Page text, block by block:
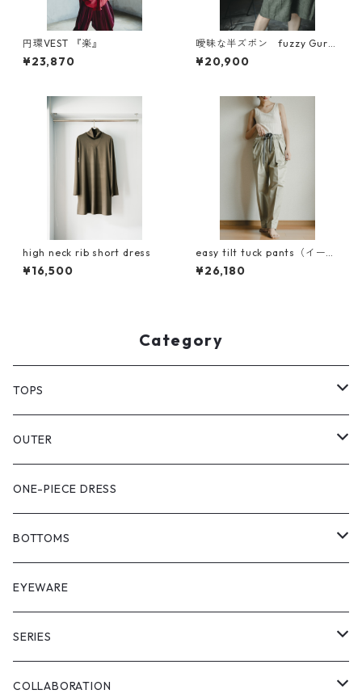
円環VEST 『楽』
¥23,870
曖昧な半ズボン fuzzy Gurk
ha pants リネン（BIGGIE素
材）
¥20,900
high neck rib short dress
¥16,500
easy tilt tuck pants（イージ
ーチルトタックパンツ）
¥26,180
Category
TOPS
PULL OVER
SHIRT
VEST
OUTER
VEST
JACKET
COAT
PULL OVER
ONE-PIECE DRESS
BOTTOMS
SHORT LENGS
FULL LENGS
SKIRT
EYEWARE
SERIES
"matoi"
COLLABORATION